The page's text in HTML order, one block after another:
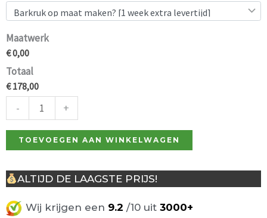
Maatwerk
€ 0,00
Totaal
€ 178,00
-
barkrukken
Wilma
Grijs
75cm
aantal
+
TOEVOEGEN AAN WINKELWAGEN
ALTIJD DE LAAGSTE PRIJS!
Wij krijgen een 9.2 /10 uit 3000+